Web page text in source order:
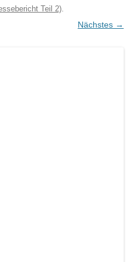
Teil 2).
Nächstes →